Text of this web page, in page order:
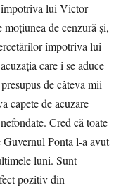
împotriva lui Victor
de cenzură şi,
împotriva lui
care i se aduce
de câteva mii
capete de acuzare
Cred că toate
Guvernul Ponta l-a avut
luni. Sunt
pozitiv din